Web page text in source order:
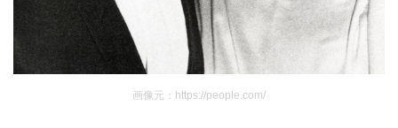
画像元：https://people.com/